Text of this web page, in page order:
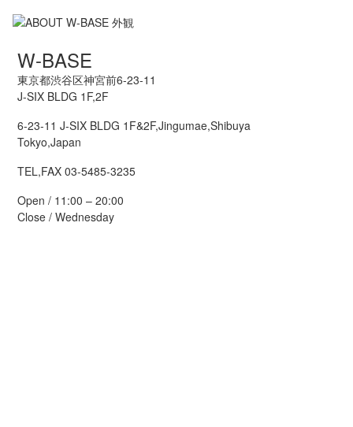
W-BASE
東京都渋谷区神宮前6-23-11
J-SIX BLDG 1F,2F
6-23-11 J-SIX BLDG 1F&2F,Jingumae,Shibuya
Tokyo,Japan
TEL,FAX 03-5485-3235
Open / 11:00 – 20:00
Close / Wednesday